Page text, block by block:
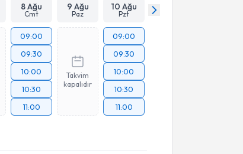
8 Ağu
Cmt
9 Ağu
Paz
10 Ağu
Pzt
09:00
09:30
10:00
10:30
11:00
Takvim
kapalıdır
09:00
09:30
10:00
10:30
11:00